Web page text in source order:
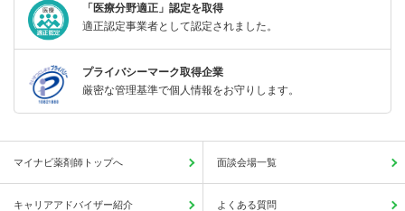
「医療分野適正」認定を取得
適正認定事業者として認定されました。
プライバシーマーク取得企業
厳密な管理基準で個人情報をお守りします。
マイナビ薬剤師トップへ 面談会場一覧
キャリアアドバイザー紹介 よくある質問